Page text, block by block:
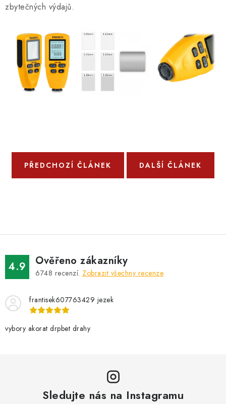
zbytečných výdajů.
PŘEDCHOZÍ ČLÁNEK DALŠÍ ČLÁNEK
4.9 Ověřeno zákazníky
6748 recenzí. Zobrazit všechny recenze
frantisek607763429 jezek
vybory akorat drpbet drahy
Sledujte nás na Instagramu